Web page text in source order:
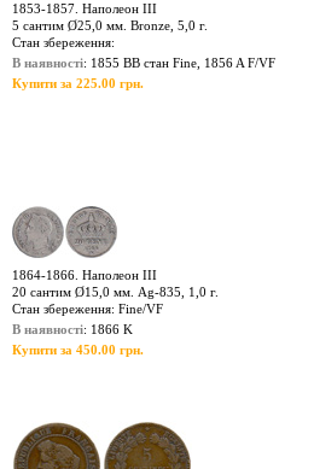
1853-1857. Наполеон ІІІ
5 сантим Ø25,0 мм. Bronze, 5,0 г.
Стан збереження:
В наявності: 1855 BB стан Fine, 1856 A F/VF
Купити за 225.00 грн.
1864-1866. Наполеон ІІІ
20 сантим Ø15,0 мм. Ag-835, 1,0 г.
Стан збереження: Fine/VF
В наявності: 1866 K
Купити за 450.00 грн.